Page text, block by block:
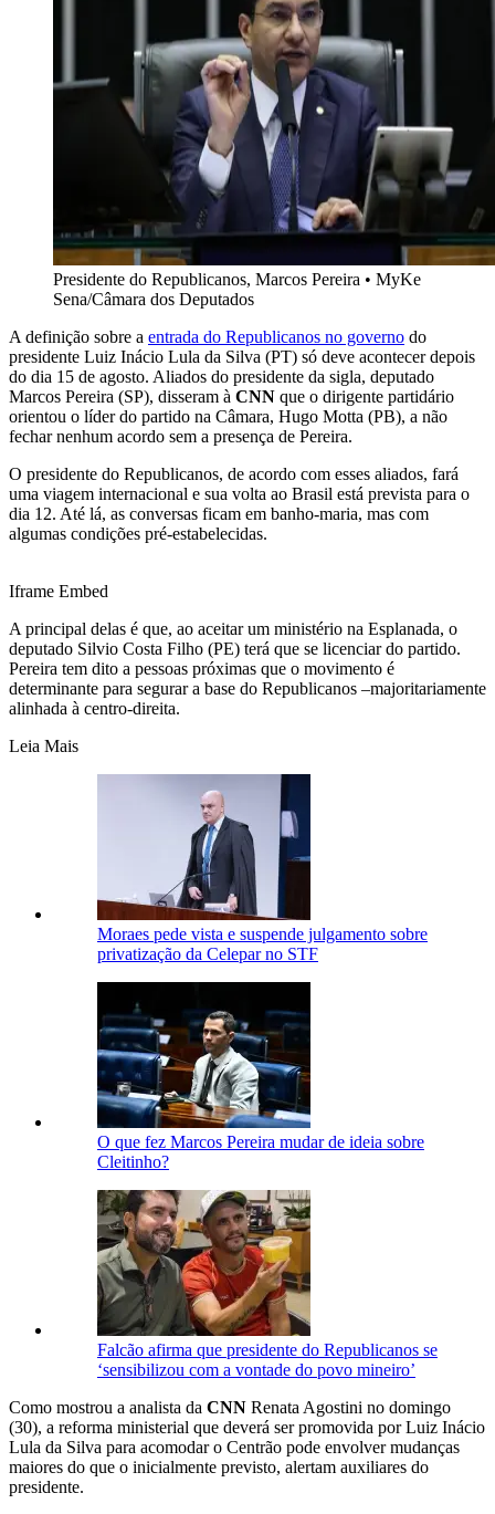
Presidente do Republicanos, Marcos Pereira • MyKe
Sena/Câmara dos Deputados
A definição sobre a entrada do Republicanos no governo do
presidente Luiz Inácio Lula da Silva (PT) só deve acontecer depois
do dia 15 de agosto. Aliados do presidente da sigla, deputado
Marcos Pereira (SP), disseram à CNN que o dirigente partidário
orientou o líder do partido na Câmara, Hugo Motta (PB), a não
fechar nenhum acordo sem a presença de Pereira.
O presidente do Republicanos, de acordo com esses aliados, fará
uma viagem internacional e sua volta ao Brasil está prevista para o
dia 12. Até lá, as conversas ficam em banho-maria, mas com
algumas condições pré-estabelecidas.
Iframe Embed
A principal delas é que, ao aceitar um ministério na Esplanada, o
deputado Silvio Costa Filho (PE) terá que se licenciar do partido.
Pereira tem dito a pessoas próximas que o movimento é
determinante para segurar a base do Republicanos –majoritariamente
alinhada à centro-direita.
Leia Mais
Moraes pede vista e suspende julgamento sobre
privatização da Celepar no STF
O que fez Marcos Pereira mudar de ideia sobre
Cleitinho?
Falcão afirma que presidente do Republicanos se
‘sensibilizou com a vontade do povo mineiro’
Como mostrou a analista da CNN Renata Agostini no domingo
(30), a reforma ministerial que deverá ser promovida por Luiz Inácio
Lula da Silva para acomodar o Centrão pode envolver mudanças
maiores do que o inicialmente previsto, alertam auxiliares do
presidente.